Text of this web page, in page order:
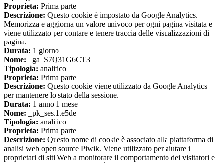
Proprieta: Prima parte
Descrizione: Questo cookie è impostato da Google Analytics.
Memorizza e aggiorna un valore univoco per ogni pagina visitata e
viene utilizzato per contare e tenere traccia delle visualizzazioni di
pagina.
Durata: 1 giorno
Nome: _ga_S7Q31G6CT3
Tipologia: analitico
Proprieta: Prima parte
Descrizione: Questo cookie viene utilizzato da Google Analytics
per mantenere lo stato della sessione.
Durata: 1 anno 1 mese
Nome: _pk_ses.1.e5de
Tipologia: analitico
Proprieta: Prima parte
Descrizione: Questo nome di cookie è associato alla piattaforma di
analisi web open source Piwik. Viene utilizzato per aiutare i
proprietari di siti Web a monitorare il comportamento dei visitatori e